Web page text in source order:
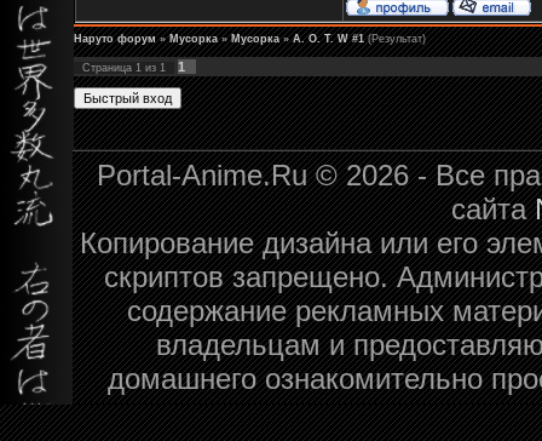
Наруто форум » Мусорка » Мусорка » A. O. T. W #1 (Результат)
Страница 1 из 1 1
Portal-Anime.Ru © 2026 - Все
сайта
Копирование дизайна или его
скриптов запрещено.
содержание рекламных
владельцам и
домашнего ознакомительно